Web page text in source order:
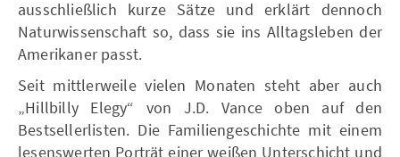
ausschließlich kurze Sätze und erklärt dennoch
Naturwissenschaft so, dass sie ins Alltagsleben der
Amerikaner passt.
Seit mittlerweile vielen Monaten steht aber auch
„Hillbilly Elegy“ von J.D. Vance oben auf den
Bestsellerlisten. Die Familiengeschichte mit einem
lesenswerten Porträt einer weißen Unterschicht und